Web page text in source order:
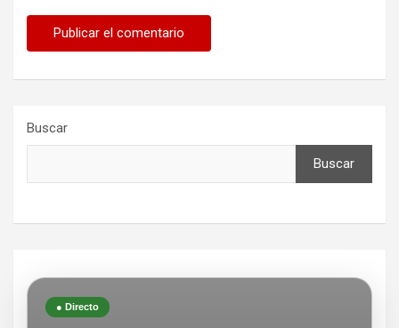
Buscar
Buscar
● Directo